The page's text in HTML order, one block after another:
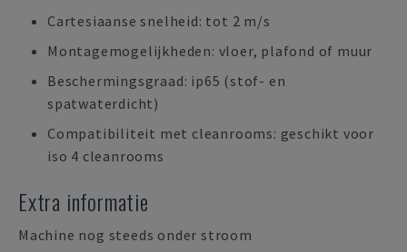
Cartesiaanse snelheid: tot 2 m/s
Montagemogelijkheden: vloer, plafond of muur
Beschermingsgraad: ip65 (stof- en
spatwaterdicht)
Compatibiliteit met cleanrooms: geschikt voor
iso 4 cleanrooms
Extra informatie
Machine nog steeds onder stroom